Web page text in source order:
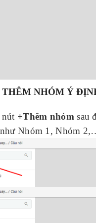
THÊM NHÓM Ý
+Thêm nhóm sau
Nhóm 1, Nhóm